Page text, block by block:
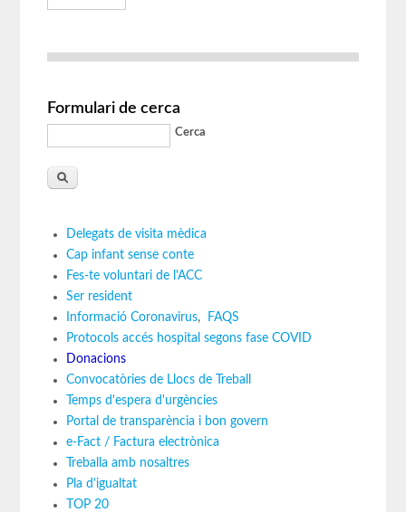
Formulari de cerca
Cerca
Delegats de visita mèdica
Cap infant sense conte
Fes-te voluntari de l'ACC
Ser resident
Informació Coronavirus,
FAQS
Protocols accés hospital segons fase COVID
Donacions
Convocatòries de Llocs de Treball
Temps d'espera d'urgències
Portal de transparència i bon govern
e-Fact / Factura electrònica
Treballa amb nosaltres
Pla d'igualtat
TOP 20